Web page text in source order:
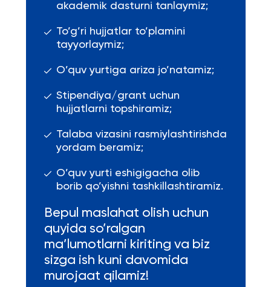
akademik dasturni tanlaymiz;
To’g’ri hujjatlar to’plamini
tayyorlaymiz;
O’quv yurtiga ariza jo’natamiz;
Stipendiya/grant uchun
hujjatlarni topshiramiz;
Talaba vizasini rasmiylashtirishda
yordam beramiz;
O’quv yurti eshigigacha olib
borib qo’yishni tashkillashtiramiz.
Bepul maslahat olish uchun
quyida so’ralgan
ma’lumotlarni kiriting va biz
sizga ish kuni davomida
murojaat qilamiz!